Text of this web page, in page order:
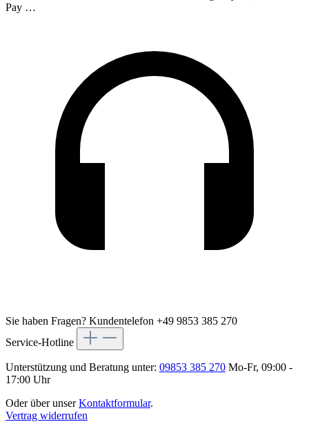
Pay …
Sie haben Fragen? Kundentelefon +49 9853 385 270
Service-Hotline
Unterstützung und Beratung unter: 09853 385 270 Mo-Fr, 09:00 -
17:00 Uhr
Oder über unserKontaktformular.
Vertrag widerrufen